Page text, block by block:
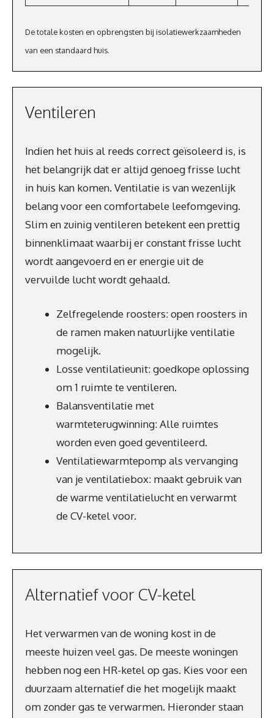
De totale kosten en opbrengsten bij isolatiewerkzaamheden
van een standaard huis.
Ventileren
Indien het huis al reeds correct geïsoleerd is, is
het belangrijk dat er altijd genoeg frisse lucht
in huis kan komen. Ventilatie is van wezenlijk
belang voor een comfortabele leefomgeving.
Slim en zuinig ventileren betekent een prettig
binnenklimaat waarbij er constant frisse lucht
wordt aangevoerd en er energie uit de
vervuilde lucht wordt gehaald.
Zelfregelende roosters: open roosters in
de ramen maken natuurlijke ventilatie
mogelijk.
Losse ventilatieunit: goedkope oplossing
om 1 ruimte te ventileren.
Balansventilatie met
warmteterugwinning: Alle ruimtes
worden even goed geventileerd.
Ventilatiewarmtepomp als vervanging
van je ventilatiebox: maakt gebruik van
de warme ventilatielucht en verwarmt
de CV-ketel voor.
Alternatief voor CV-ketel
Het verwarmen van de woning kost in de
meeste huizen veel gas. De meeste woningen
hebben nog een HR-ketel op gas. Kies voor een
duurzaam alternatief die het mogelijk maakt
om zonder gas te verwarmen. Hieronder staan